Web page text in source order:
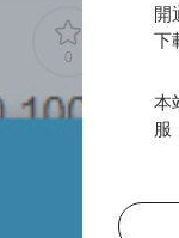
0
開
下
本
服